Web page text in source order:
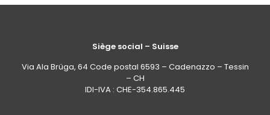
Siège social – Suisse
Via Ala Brüga, 64 Code postal 6593 – Cadenazzo – Tessin
– CH
IDI-IVA : CHE-354.865.445